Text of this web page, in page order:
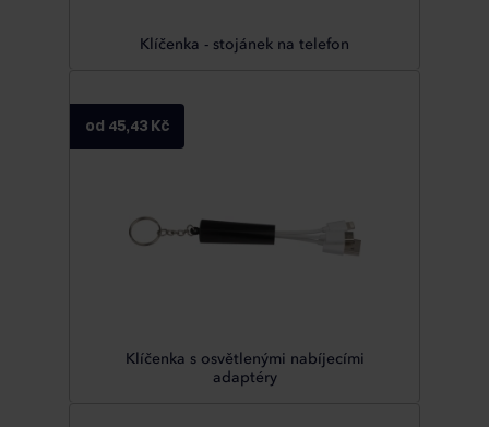
Klíčenka - stojánek na telefon
od 45,43 Kč
Klíčenka s osvětlenými nabíjecími
adaptéry